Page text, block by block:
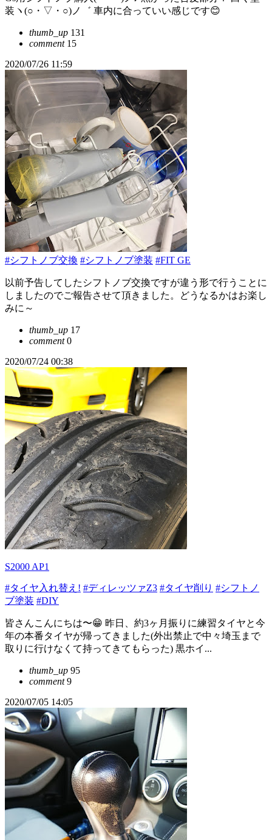
装ヽ(○・▽・○)ノ゛ 車内に合っていい感じです😊
thumb_up 131
comment15
2020/07/26 11:59
#シフトノブ交換 #シフトノブ塗装 #FIT GE
以前予告してしたシフトノブ交換ですが違う形で行うことに
しましたのでご報告させて頂きました。どうなるかはお楽し
みに～
thumb_up 17
comment0
2020/07/24 00:38
S2000 AP1
#タイヤ入れ替え! #ディレッツァZ3 #タイヤ削り #シフトノ
ブ塗装 #DIY
皆さんこんにちは〜😁 昨日、約3ヶ月振りに練習タイヤと今
年の本番タイヤが帰ってきました(外出禁止で中々埼玉まで
取りに行けなくて持ってきてもらった) 黒ホイ...
thumb_up 95
comment9
2020/07/05 14:05